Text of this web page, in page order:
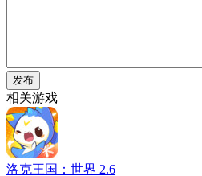
发布
相关游戏
洛克王国：世界 2.6